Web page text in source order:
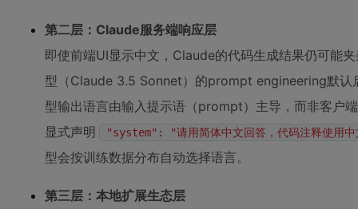
第二层：Claude服务端响应层
即使前端UI显示中文，Claude的代码生成结果仍可能
型（Claude 3.5 Sonnet）的prompt engineering默认
型输出语言由输入提示语（prompt）主导，而非客户
显式声明
"system": "请用简体中文回答，代码注释使用中
型会按训练数据分布自动选择语言。
第三层：本地扩展生态层